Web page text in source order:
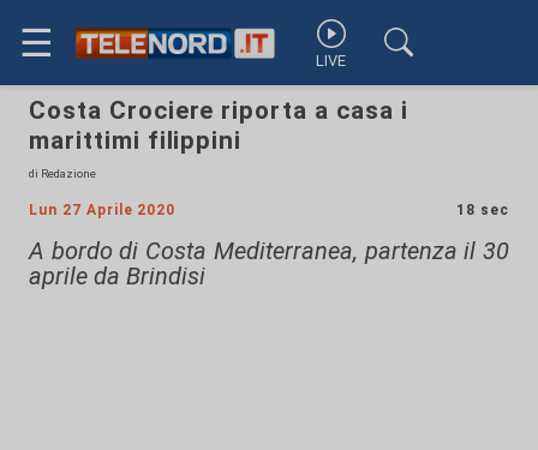
☰ LIVE
Costa Crociere riporta a casa i
marittimi filippini
di Redazione
Lun 27 Aprile 2020 18 sec
A bordo di Costa Mediterranea, partenza il 30
aprile da Brindisi